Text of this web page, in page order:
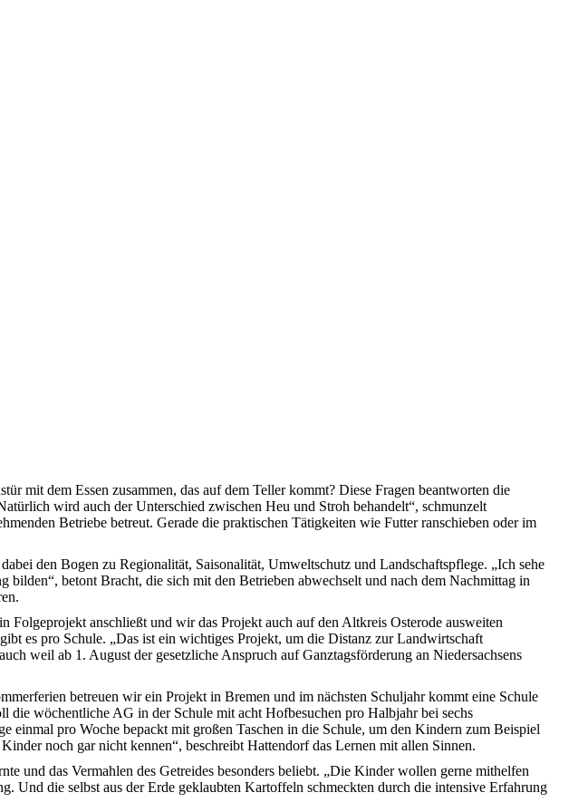
mit dem Essen zusammen, das auf dem Teller kommt? Diese Fragen beantworten die
wird auch der Unterschied zwischen Heu und Stroh behandelt“, schmunzelt
Betriebe betreut. Gerade die praktischen Tätigkeiten wie Futter ranschieben oder im
den Bogen zu Regionalität, Saisonalität, Umweltschutz und Landschaftspflege. „Ich sehe
betont Bracht, die sich mit den Betrieben abwechselt und nach dem Nachmittag in
Folgeprojekt anschließt und wir das Projekt auch auf den Altkreis Osterode ausweiten
es pro Schule. „Das ist ein wichtiges Projekt, um die Distanz zur Landwirtschaft
weil ab 1. August der gesetzliche Anspruch auf Ganztagsförderung an Niedersachsens
betreuen wir ein Projekt in Bremen und im nächsten Schuljahr kommt eine Schule
die wöchentliche AG in der Schule mit acht Hofbesuchen pro Halbjahr bei sechs
pro Woche bepackt mit großen Taschen in die Schule, um den Kindern zum Beispiel
noch gar nicht kennen“, beschreibt Hattendorf das Lernen mit allen Sinnen.
und das Vermahlen des Getreides besonders beliebt. „Die Kinder wollen gerne mithelfen
Und die selbst aus der Erde geklaubten Kartoffeln schmeckten durch die intensive Erfahrung